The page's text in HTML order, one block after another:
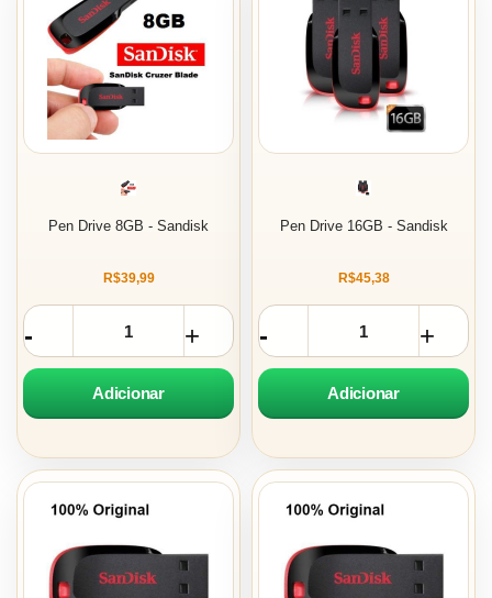
Pen Drive 8GB - Sandisk
R$39,99
Adicionar
Pen Drive 16GB - Sandisk
R$45,38
Adicionar